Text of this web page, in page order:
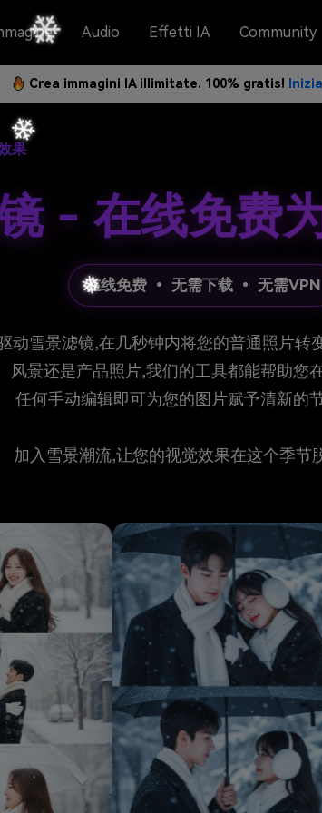
❄
Audio Effetti IA Community
Crea immagini IA illimitate. 100% gratis!
果
- 在线免费
在线免费 • 无需下载 • 无需VPN
动雪景滤镜,在几秒钟内将您的普通照片转
风景还是产品照片,我们的工具都能帮助您
任何手动编辑即可为您的图片赋予清新的
加入雪景潮流,让您的视觉效果在这个季节